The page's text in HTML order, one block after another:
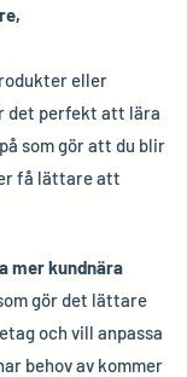
eller
det perfekt att lära
som gör att du blir
få lättare att
mer kundnära
gör det lättare
och vill anpassa
behov av kommer